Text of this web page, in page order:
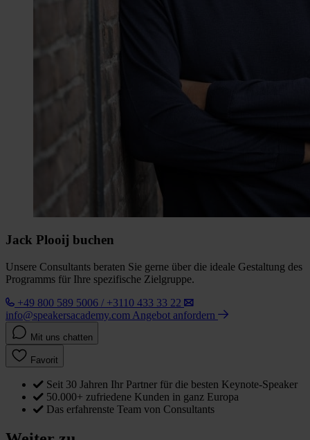
Jack Plooij buchen
Unsere Consultants beraten Sie gerne über die ideale Gestaltung des
Programms für Ihre spezifische Zielgruppe.
+49 800 589 5006 / +3110 433 33 22
info@speakersacademy.com Angebot anfordern
Mit uns chatten
Favorit
Seit 30 Jahren Ihr Partner für die besten Keynote-Speaker
50.000+ zufriedene Kunden in ganz Europa
Das erfahrenste Team von Consultants